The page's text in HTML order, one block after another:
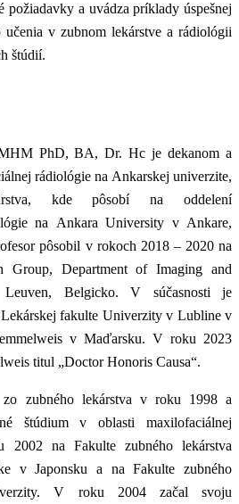
požiadavky a uvádza príklady úspešnej
v zubnom lekárstve a rádiológii
štúdií.
PhD, BA, Dr. Hc je dekanom a
rádiológie na Ankarskej univerzite,
kde pôsobí na oddelení
na Ankara University v Ankare,
pôsobil v rokoch 2018 – 2020 na
Group, Department of Imaging and
Belgicko. V súčasnosti je
fakulte Univerzity v Lubline v
v Maďarsku. V roku 2023
titul „Doctor Honoris Causa“.
zubného lekárstva v roku 1998 a
štúdium v ​​oblasti maxilofaciálnej
na Fakulte zubného lekárstva
v Japonsku a na Fakulte zubného
V roku 2004 začal svoju